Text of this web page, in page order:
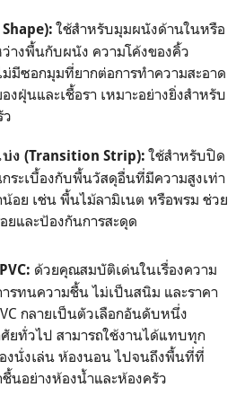
ใช้สำหรับมุมผนังด้านในหรือ
างพื้นกับผนัง ความโค้งของคิ้ว
มีซอกมุมที่ยากต่อการทำความสะอาด
งฝุ่นและเชื้อรา เหมาะอย่างยิ่งสำหรับ
ง (Transition Strip): ใช้สำหรับปิด
ระเบื้องกับพื้นวัสดุอื่นที่มีความสูงเท่า
อย เช่น พื้นไม้ลามิเนต หรือพรม ช่วย
ยและป้องกันการสะดุด
ด้วยคุณสมบัติเด่นในเรื่องความ
รทนความชื้น ไม่เป็นสนิม และราคา
กลายเป็นตัวเลือกอันดับหนึ่ง
ยทั่วไป สามารถใช้งานได้แทบทุก
งนั่งเล่น ห้องนอน ไปจนถึงพื้นที่ที่
นอย่างห้องน้ำและห้องครัว